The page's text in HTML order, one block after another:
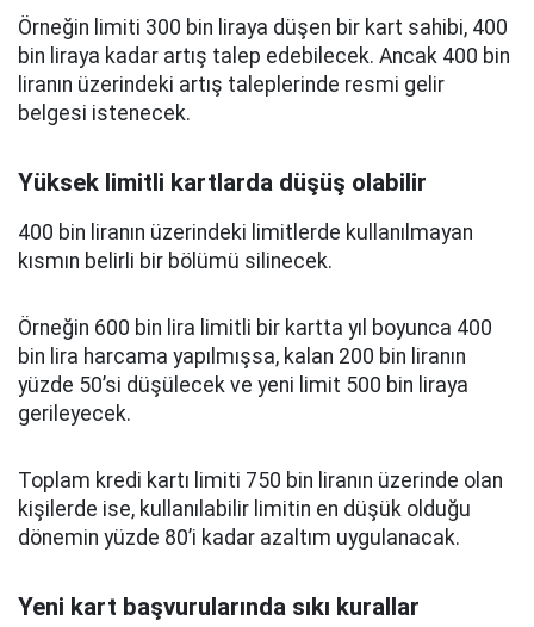
Örneğin limiti 300 bin liraya düşen bir kart sahibi, 400
bin liraya kadar artış talep edebilecek. Ancak 400 bin
liranın üzerindeki artış taleplerinde resmi gelir
belgesi istenecek.
Yüksek limitli kartlarda düşüş olabilir
400 bin liranın üzerindeki limitlerde kullanılmayan
kısmın belirli bir bölümü silinecek.
Örneğin 600 bin lira limitli bir kartta yıl boyunca 400
bin lira harcama yapılmışsa, kalan 200 bin liranın
yüzde 50’si düşülecek ve yeni limit 500 bin liraya
gerileyecek.
Toplam kredi kartı limiti 750 bin liranın üzerinde olan
kişilerde ise, kullanılabilir limitin en düşük olduğu
dönemin yüzde 80’i kadar azaltım uygulanacak.
Yeni kart başvurularında sıkı kurallar